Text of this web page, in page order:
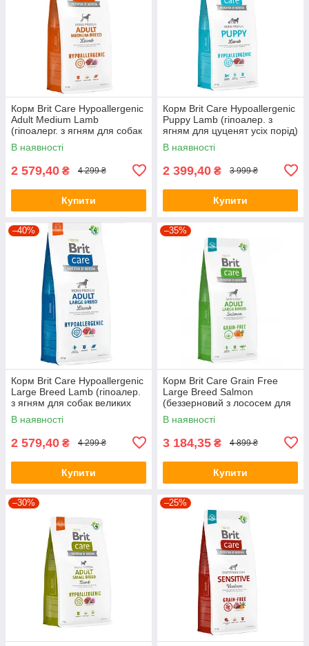
Корм Brit Care Hypoallergenic
Adult Medium Lamb
(гіпоалерг. з ягням для собак
середніх порід) 12кг
В наявності
2 579,40 ₴ 4 299 ₴
Купити
Корм Brit Care Hypoallergenic
Puppy Lamb (гіпоалер. з
ягням для цуценят усіх порід)
12кг
В наявності
2 399,40 ₴ 3 999 ₴
Купити
–40%
Корм Brit Care Hypoallergenic
Large Breed Lamb (гіпоалер.
з ягням для собак великих
порід) 12кг
В наявності
2 579,40 ₴ 4 299 ₴
Купити
–35%
Корм Brit Care Grain Free
Large Breed Salmon
(беззерновий з лососем для
собак великих порід) 12кг
В наявності
3 184,35 ₴ 4 899 ₴
Купити
–30% –25%